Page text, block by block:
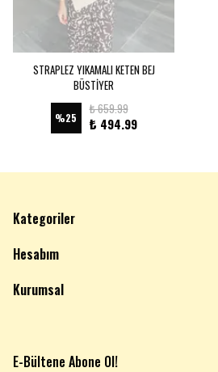
STRAPLEZ YIKAMALI KETEN BEJ
BÜSTİYER
%25
₺ 659.99
₺ 494.99
Kategoriler
Hesabım
Kurumsal
E-Bültene Abone Ol!